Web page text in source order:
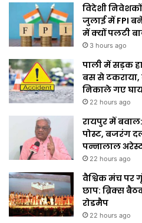
विदेशी
जुलाई में FPI
में क्यों पलटी
3 hours ago
पाली में सड़क
बस से टकराया,
निकाले गए
22 hours ago
रायपुर में
पोस्ट, बजरंग
पन्नालाल
22 hours ago
वैश्विक मंच पर
छाप: ब्रिक्स
रोडमैप
22 hours ago